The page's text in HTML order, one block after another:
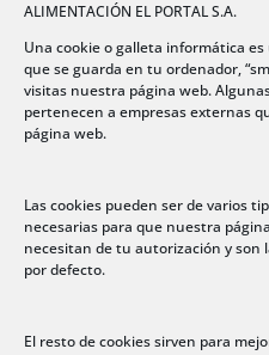
ALIMENTACIÓN EL PORTAL S.A.
Una cookie o galleta informática
que se guarda en tu ordenador,
visitas nuestra página web.
pertenecen a empresas externas
página web.
Las cookies pueden ser de varios
necesarias para que nuestra
necesitan de tu autorización y son
por defecto.
El resto de cookies sirven para
 Dirección
Polígono
C/ Los Ángeles
 Sobre nosotros